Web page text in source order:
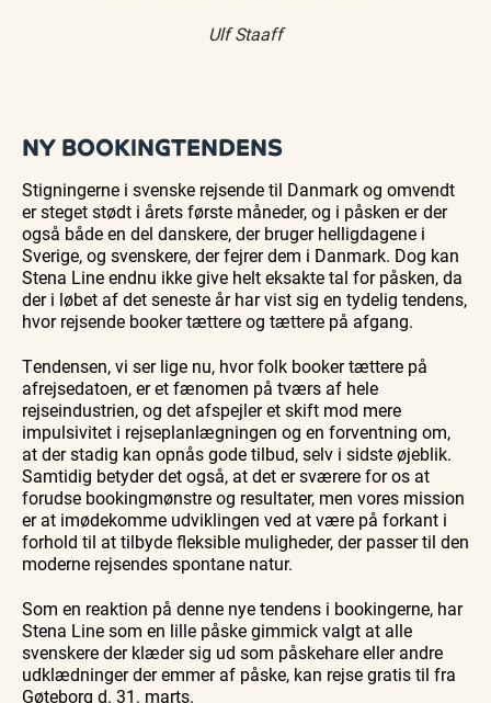
Ulf Staaff
NY BOOKINGTENDENS
Stigningerne i svenske rejsende til Danmark og omvendt
er steget stødt i årets første måneder, og i påsken er der
også både en del danskere, der bruger helligdagene i
Sverige, og svenskere, der fejrer dem i Danmark. Dog kan
Stena Line endnu ikke give helt eksakte tal for påsken, da
der i løbet af det seneste år har vist sig en tydelig tendens,
hvor rejsende booker tættere og tættere på afgang.
Tendensen, vi ser lige nu, hvor folk booker tættere på
afrejsedatoen, er et fænomen på tværs af hele
rejseindustrien, og det afspejler et skift mod mere
impulsivitet i rejseplanlægningen og en forventning om,
at der stadig kan opnås gode tilbud, selv i sidste øjeblik.
Samtidig betyder det også, at det er sværere for os at
forudse bookingmønstre og resultater, men vores mission
er at imødekomme udviklingen ved at være på forkant i
forhold til at tilbyde fleksible muligheder, der passer til den
moderne rejsendes spontane natur.
Som en reaktion på denne nye tendens i bookingerne, har
Stena Line som en lille påske gimmick valgt at alle
svenskere der klæder sig ud som påskehare eller andre
udklædninger der emmer af påske, kan rejse gratis til fra
Gøteborg d. 31. marts.